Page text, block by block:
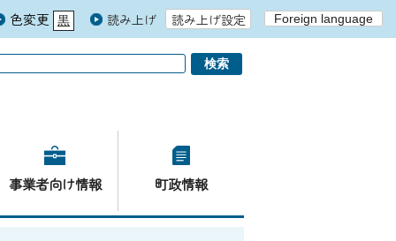
色変更 黒
青
白 読み上げ 読み上げ設定 Foreign language
事業者向け情報 町政情報